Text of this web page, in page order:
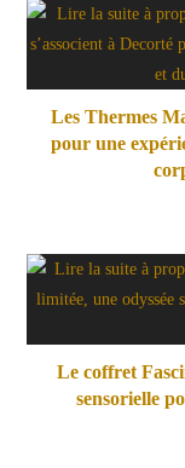
Les Thermes
pour une
Le coffret
sensorielle